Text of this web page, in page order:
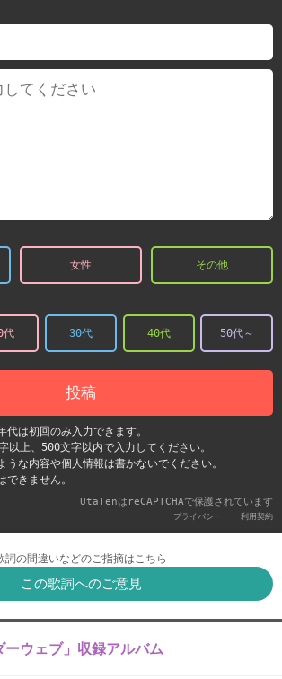
女性 その他
代 30代 40代 50代～
投稿
は初回のみ入力できます。
上、500文字以内で入力してください。
な内容や個人情報は書かないでください。
きません。
UtaTenはreCAPTCHAで保護されています
プライバシー - 利用契約
詞の間違いなどのご指摘はこちら
この歌詞へのご意見
ーウェブ」収録アルバム